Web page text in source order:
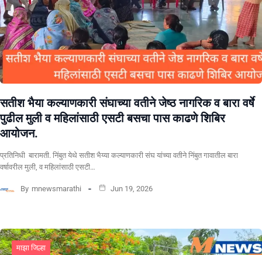
सतीश भैया कल्याणकारी संघाच्या वतीने जेष्ठ नागरिक व बारा वर्षे
पुढील मुली व महिलांसाठी एसटी बसचा पास काढणे शिबिर
आयोजन.
प्रतिनिधी बारामती. निंबुत येथे सतीश भैय्या कल्याणकारी संघ यांच्या वतीने निंबुत गावातील बारा
वर्षावरील मुली, व महिलांसाठी एसटी…
By mnewsmarathi Jun 19, 2026
माझा जिल्हा